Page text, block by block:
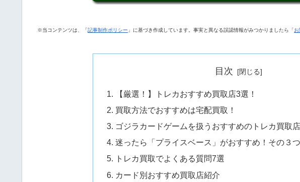
※当コンテンツは、「記事制作ポリシー 」に基づき作成しています。事実と異なる誤認情報がみつかりましたら「
目次
【厳選！】トレカおすすめ買取店3選！
買取方法でおすすめは宅配買取！
ゴジラカードゲームを扱うおすすめのトレカ買取
迷ったら「プライスベース」がおすすめ！その３
トレカ買取でよくある質問7選
カード別おすすめ買取店紹介